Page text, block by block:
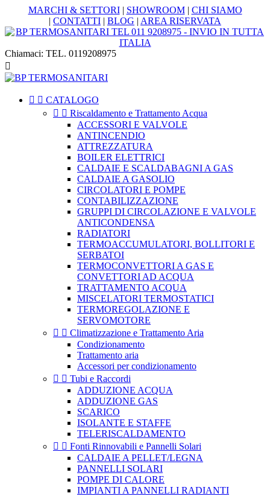
MARCHI & SETTORI| SHOWROOM| CHI SIAMO
| CONTATTI | BLOG | AREA RISERVATA
Chiamaci: TEL. 0119208975

  CATALOGO
  Riscaldamento e Trattamento Acqua
ACCESSORI E VALVOLE
ANTINCENDIO
ATTREZZATURA
BOILER ELETTRICI
CALDAIE E SCALDABAGNI A GAS
CALDAIE A GASOLIO
CIRCOLATORI E POMPE
CONTABILIZZAZIONE
GRUPPI DI CIRCOLAZIONE E VALVOLE
ANTICONDENSA
RADIATORI
TERMOACCUMULATORI, BOLLITORI E
SERBATOI
TERMOCONVETTORI A GAS E
CONVETTORI AD ACQUA
TRATTAMENTO ACQUA
MISCELATORI TERMOSTATICI
TERMOREGOLAZIONE E
SERVOMOTORE
  Climatizzazione e Trattamento Aria
Condizionamento
Trattamento aria
Accessori per condizionamento
  Tubi e Raccordi
ADDUZIONE ACQUA
ADDUZIONE GAS
SCARICO
ISOLANTE E STAFFE
TELERISCALDAMENTO
  Fonti Rinnovabili e Pannelli Solari
CALDAIE A PELLET/LEGNA
PANNELLI SOLARI
POMPE DI CALORE
IMPIANTI A PANNELLI RADIANTI